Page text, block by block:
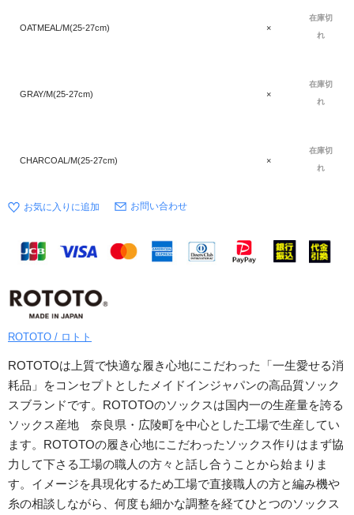
OATMEAL/M(25-27cm) ×
在庫切
れ
GRAY/M(25-27cm) ×
在庫切
れ
CHARCOAL/M(25-27cm) ×
在庫切
れ
お問い合わせ
ROTOTO / ロトト
ROTOTOは上質で快適な履き心地にこだわった「一生愛せる消
耗品」をコンセプトとしたメイドインジャパンの高品質ソック
スブランドです。ROTOTOのソックスは国内一の生産量を誇る
ソックス産地 奈良県・広陵町を中心とした工場で生産してい
ます。ROTOTOの履き心地にこだわったソックス作りはまず協
力して下さる工場の職人の方々と話し合うことから始まりま
す。イメージを具現化するため工場で直接職人の方と編み機や
糸の相談しながら、何度も細かな調整を経てひとつのソックス